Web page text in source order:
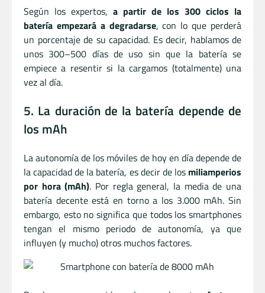
Según los expertos, a partir de los 300 ciclos la
batería empezará a degradarse, con lo que perderá
un porcentaje de su capacidad. Es decir, hablamos de
unos 300–500 días de uso sin que la batería se
empiece a resentir si la cargamos (totalmente) una
vez al día.
5. La duración de la batería depende de
los mAh
La autonomía de los móviles de hoy en día depende de
la capacidad de la batería, es decir de los miliamperios
por hora (mAh). Por regla general, la media de una
batería decente está en torno a los 3.000 mAh. Sin
embargo, esto no significa que todos los smartphones
tengan el mismo periodo de autonomía, ya que
influyen (y mucho) otros muchos factores.